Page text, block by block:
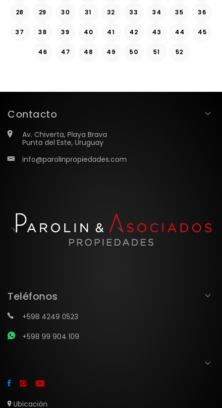
28 29 30 31 32 33 34 35 36
37 38 39 40 41 42 43 44 45
46 47 48 49 50 51 52
Contacto
Av. Chiverta, Playa Brava
Punta del Este, Uruguay
info@parolinpropiedades.com
Teléfonos
+598 4249 0523
+598 99 904 109
Ubicación